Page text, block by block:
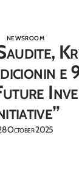
NEWSROOM
e
October 2025